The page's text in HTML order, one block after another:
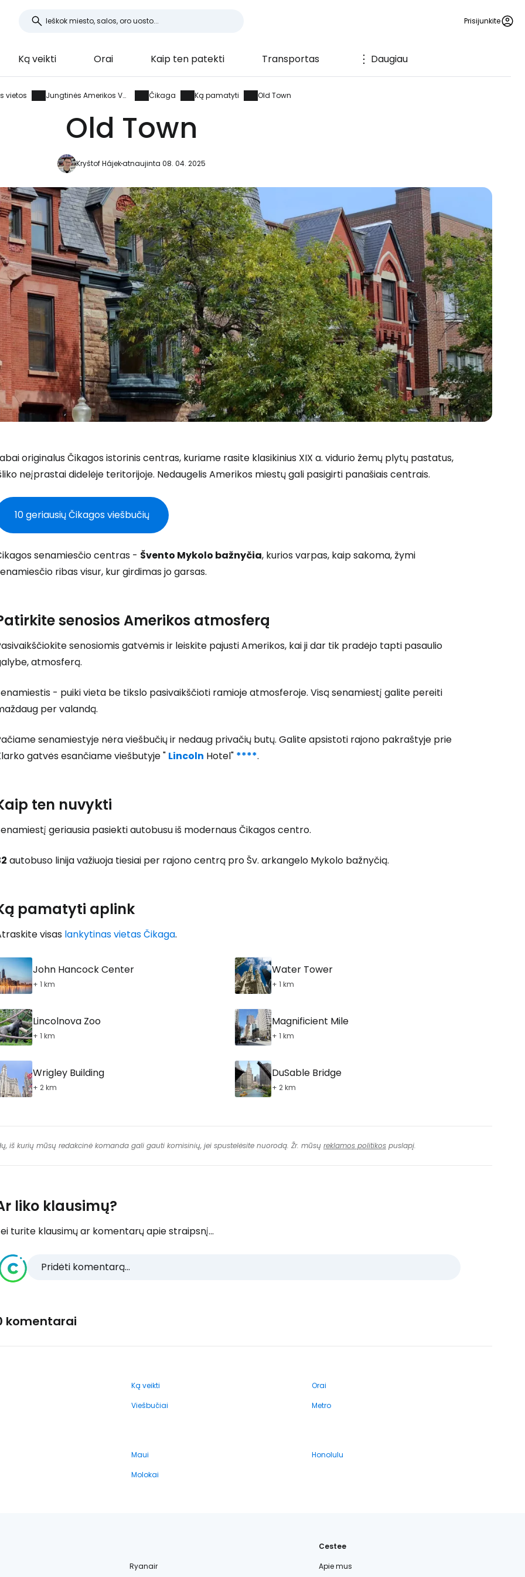
Prisijunkite
Ką veikti Orai Kaip ten patekti Transportas Daugiau
vietos Jungtinės Amerikos Valstijos Čikaga Ką pamatyti Old Town
Old Town
Kryštof Hájekatnaujinta 08. 04. 2025
originalus Čikagos istorinis centras, kuriame rasite klasikinius XIX a. vidurio žemų plytų pastatus,
neįprastai didelėje teritorijoje. Nedaugelis Amerikos miestų gali pasigirti panašiais centrais.
10 geriausių Čikagos viešbučių
senamiesčio centras - Švento Mykolo bažnyčia, kurios varpas, kaip sakoma, žymi
ribas visur, kur girdimas jo garsas.
senosios Amerikos atmosferą
senosiomis gatvėmis ir leiskite pajusti Amerikos, kai ji dar tik pradėjo tapti pasaulio
atmosferą.
- puiki vieta be tikslo pasivaikščioti ramioje atmosferoje. Visą senamiestį galite pereiti
per valandą.
senamiestyje nėra viešbučių ir nedaug privačių butų. Galite apsistoti rajono pakraštyje prie
gatvės esančiame viešbutyje " Lincoln Hotel" ****.
ten nuvykti
geriausia pasiekti autobusu iš modernaus Čikagos centro.
autobuso linija važiuoja tiesiai per rajono centrą pro Šv. arkangelo Mykolo bažnyčią.
pamatyti aplink
visas lankytinas vietas Čikaga.
John Hancock Center
+ 1 km
Water Tower
+ 1 km
Lincolnova Zoo
+ 1 km
Magnificient Mile
+ 1 km
Wrigley Building
+ 2 km
DuSable Bridge
+ 2 km
iš kurių mūsų redakcinė komanda gali gauti komisinių, jei spustelėsite nuorodą. Žr. mūsų reklamos politikos puslapį.
liko klausimų?
turite klausimų ar komentarų apie straipsnį...
Pridėti komentarą...
komentarai
Ką veikti
Orai
Viešbučiai
Metro
Maui
Honolulu
Molokai
Ryanair
Cestee
Apie mus
... pasaulinė kelionių bendruomenė
Tęsti su Google
Tęsti el. paštu